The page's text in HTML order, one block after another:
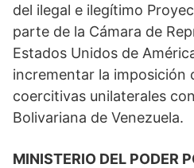
del ilegal e ilegítimo
parte de la Cámara de
Estados Unidos de
incrementar la imposición
coercitivas unilaterales
Bolivariana de Venezuela.
MINISTERIO DEL PODER